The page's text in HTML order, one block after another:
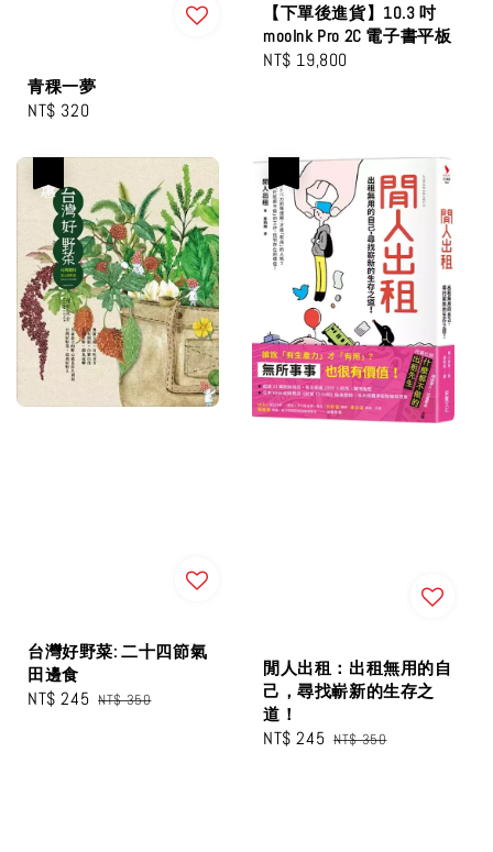
青稞一夢
Regular
NT$ 320
【下單後進貨】10.3 吋
mooInk Pro 2C 電子書平板
Regular
NT$ 19,800
台灣好野菜: 二十四節氣
田邊食
Sale
NT$ 245 Regular
NT$ 350
閒人出租：出租無用的自
己，尋找嶄新的生存之
道！
Sale
NT$ 245 Regular
NT$ 350